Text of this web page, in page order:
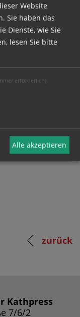
zurück
Kathpress
7/6/2
Website
Sie haben das
Dienste, wie Sie
lesen Sie bitte
erforderlich)
Alle akzeptieren